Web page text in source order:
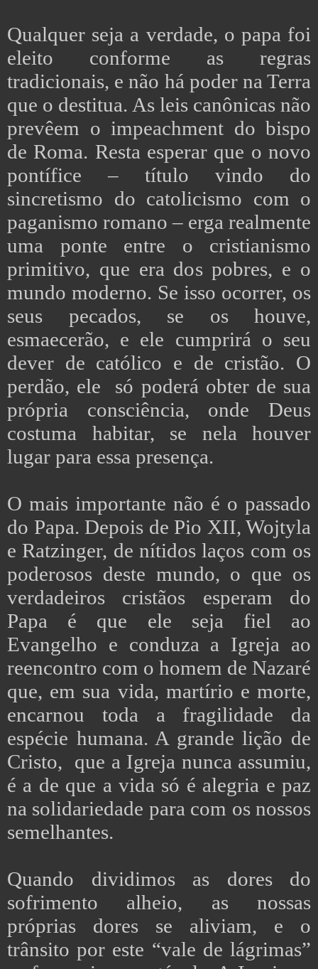
Qualquer seja a verdade, o papa foi
eleito conforme as regras
tradicionais, e não há poder na Terra
que o destitua. As leis canônicas não
prevêem o impeachment do bispo
de Roma. Resta esperar que o novo
pontífice – título vindo do
sincretismo do catolicismo com o
paganismo romano – erga realmente
uma ponte entre o cristianismo
primitivo, que era dos pobres, e o
mundo moderno. Se isso ocorrer, os
seus pecados, se os houve,
esmaecerão, e ele cumprirá o seu
dever de católico e de cristão. O
perdão, ele só poderá obter de sua
própria consciência, onde Deus
costuma habitar, se nela houver
lugar para essa presença.
O mais importante não é o passado
do Papa. Depois de Pio XII, Wojtyla
e Ratzinger, de nítidos laços com os
poderosos deste mundo, o que os
verdadeiros cristãos esperam do
Papa é que ele seja fiel ao
Evangelho e conduza a Igreja ao
reencontro com o homem de Nazaré
que, em sua vida, martírio e morte,
encarnou toda a fragilidade da
espécie humana. A grande lição de
Cristo, que a Igreja nunca assumiu,
é a de que a vida só é alegria e paz
na solidariedade para com os nossos
semelhantes.
Quando dividimos as dores do
sofrimento alheio, as nossas
próprias dores se aliviam, e o
trânsito por este “vale de lágrimas”